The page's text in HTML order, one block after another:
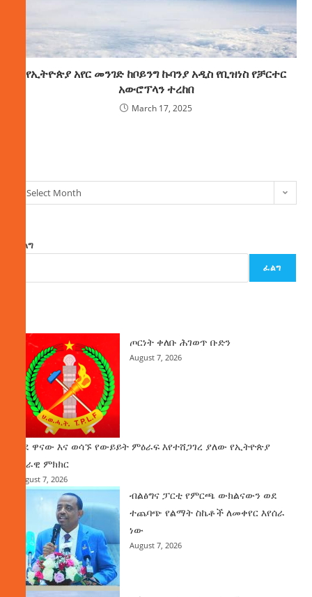
የኢትዮጵያ አየር መንገድ ከቦይንግ ኩባንያ አዲስ የቢዝነስ የቻርተር
አውሮፕላን ተረከበ
March 17, 2025
Select Month
ፈልግ
ፈልግ
ጦርነት ቀለቡ ሕገወጥ ቡድን
August 7, 2026
ወደ ዋናው እና ወሳኙ የውይይት ምዕራፍ እየተሸጋገረ ያለው የኢትዮጵያ
ሀገራዊ ምክክር
August 7, 2026
ብልፅግና ፓርቲ የምርጫ ውክልናውን ወደ
ተጨባጭ የልማት ስኬቶች ለመቀየር እየሰራ
ነው
August 7, 2026